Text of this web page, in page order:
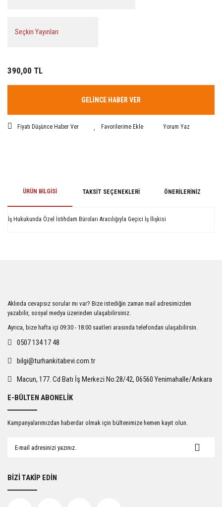
Seçkin Yayınları
390,00 TL
GELİNCE HABER VER
Fiyatı Düşünce Haber Ver Yorum Yaz
ÜRÜN BILGISI TAKSIT SEÇENEKLERI ÖNERILERINIZ
İş Hukukunda Özel İstihdam Büroları Aracılığıyla Geçici İş İlişkisi
Ürün açıklamasında eksik bilgiler bulunuyor.
Ürün bilgilerinde hatalar bulunuyor.
Ürün fiyatı diğer sitelerden daha pahalı.
Gönder
Aklında cevapsız sorular mı var? Bize istediğin zaman mail adresimizden
yazabilir, sosyal medya üzerinden ulaşabilirsiniz.
Ayrıca, bize hafta içi 09:30 - 18:00 saatleri arasında telefondan ulaşabilirsin.
0507 134 17 48
bilgi@turhankitabevi.com.tr
Macun, 177. Cd Batı İş Merkezi No:28/42, 06560 Yenimahalle/Ankara
E-BÜLTEN ABONELİK
Kampanyalarımızdan haberdar olmak için bültenimize hemen kayıt olun.
BİZİ TAKİP EDİN